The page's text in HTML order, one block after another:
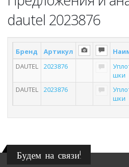
dautel 2023876
Бренд Артикул
DAUTEL
2023876
шки
DAUTEL 2023876
шки
Будем на связи!